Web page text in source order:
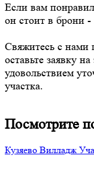
Если вам
он стоит в брони -
Свяжитесь с нами
оставьте заявку
удовольствием
участка.
Посмотрите
Кузяево Вилладж